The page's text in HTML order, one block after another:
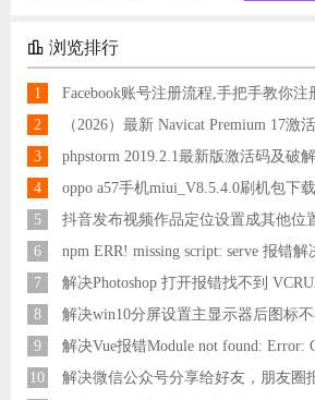
浏览排行
1
Facebook账号注册流程,手把手教你注
2
（2026）最新 Navicat Premium 17激
3
phpstorm 2019.2.1最新版激活码及破
4
oppo a57手机miui_V8.5.4.0刷机包下
5
抖音发布视频作品定位设置成其他位
6
npm ERR! missing script: serve 报错解
7
解决Photoshop 打开报错找不到
8
解决win10分屏设置主显示器后图标
9
10